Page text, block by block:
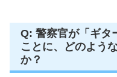
Q: 警察官が「ギタ
ことに、どのよう
か？